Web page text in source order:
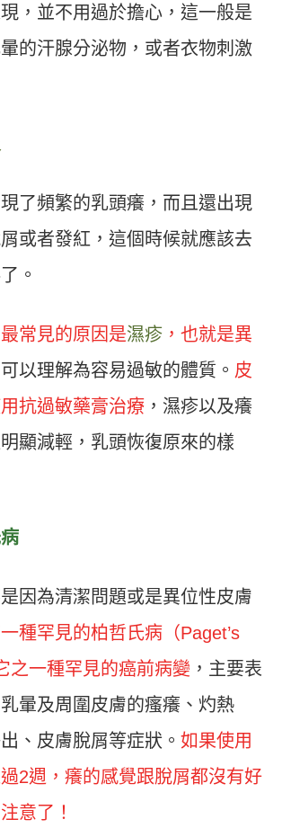
，並不用過於擔心，這一般是
的汗腺分泌物，或者衣物刺激
了頻繁的乳頭癢，而且還出現
或者發紅，這個時候就應該去
。
常見的原因是濕疹 ，也就是異
可以理解為容易過敏的體質。 皮
抗過敏藥膏治療 ，濕疹以及癢
顯減輕，乳頭恢復原來的樣
因為清潔問題或是異位性皮膚
種罕見的柏哲氏病（Paget’s
之一種罕見的癌前病變 ，主要表
暈及周圍皮膚的瘙癢、灼熱
、皮膚脫屑等症狀。 如果使用
2週，癢的感覺跟脫屑都沒有好
意了！